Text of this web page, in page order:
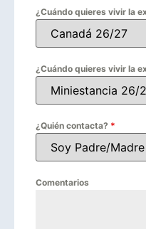
¿Cuándo quieres vivir la
¿Cuándo quieres vivir la
¿Quién contacta? *
Comentarios